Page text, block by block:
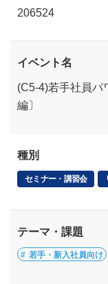
206524
イベント名
(C5-4)若手社員パ
編〕
種別
セミナー・講習会
テーマ・課題
若手・新入社員向け